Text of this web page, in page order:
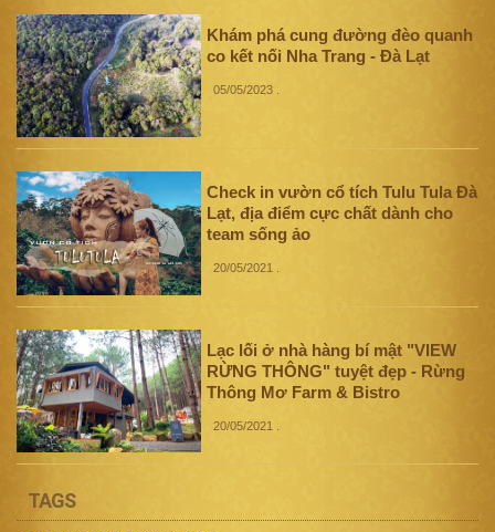
Khám phá cung đường đèo quanh
co kết nối Nha Trang - Đà Lạt
05/05/2023
Check in vườn cổ tích Tulu Tula Đà
Lạt, địa điểm cực chất dành cho
team sống ảo
20/05/2021
Lạc lối ở nhà hàng bí mật "VIEW
RỪNG THÔNG" tuyệt đẹp - Rừng
Thông Mơ Farm & Bistro
20/05/2021
TAGS